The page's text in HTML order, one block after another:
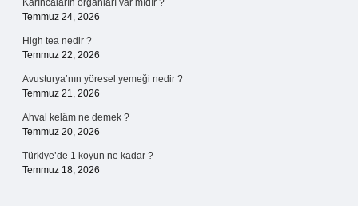
Karıncaların organları var mıdır ?
Temmuz 24, 2026
High tea nedir ?
Temmuz 22, 2026
Avusturya’nın yöresel yemeği nedir ?
Temmuz 21, 2026
Ahval kelâm ne demek ?
Temmuz 20, 2026
Türkiye’de 1 koyun ne kadar ?
Temmuz 18, 2026